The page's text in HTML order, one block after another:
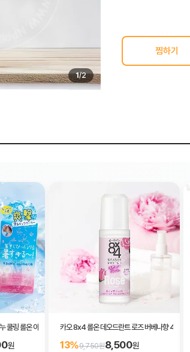
1/2
찜하기
쿨링 롤온 아쿠아 샴푸향 8ml
원
카오 8x4 롤온 데오드란트 로즈 버베나향 45ml
13%9,750원8,500원